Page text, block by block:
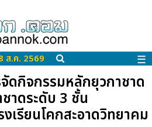
ส.ค. 2569 ☰
ดกิจกรรมหลักยุวกาชาด
าดระดับ 3 ชั้น
เรียนโคกสะอาดวิทยาคม